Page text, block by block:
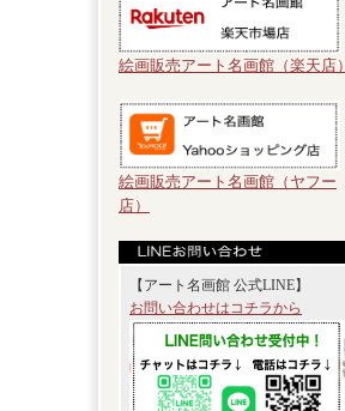
絵画販売アート名画館（楽天店）
絵画販売アート名画館（ヤフー
店）
【アート名画館 公式LINE】
お問い合わせはコチラから